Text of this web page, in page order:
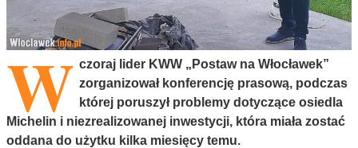
W czoraj lider KWW „Postaw na Włocławek”
zorganizował konferencję prasową, podczas
której poruszył problemy dotyczące osiedla
Michelin i niezrealizowanej inwestycji, która miała zostać
oddana do użytku kilka miesięcy temu.